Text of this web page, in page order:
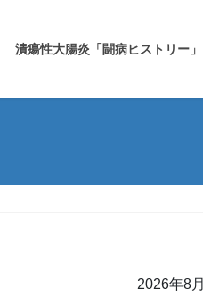
潰瘍性大腸炎「闘病ヒストリー」
2026年8月